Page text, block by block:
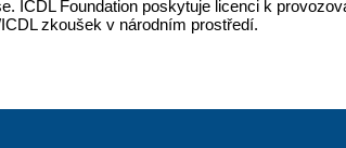
ICDL Foundation poskytuje licenci k
zkoušek v národním prostředí.